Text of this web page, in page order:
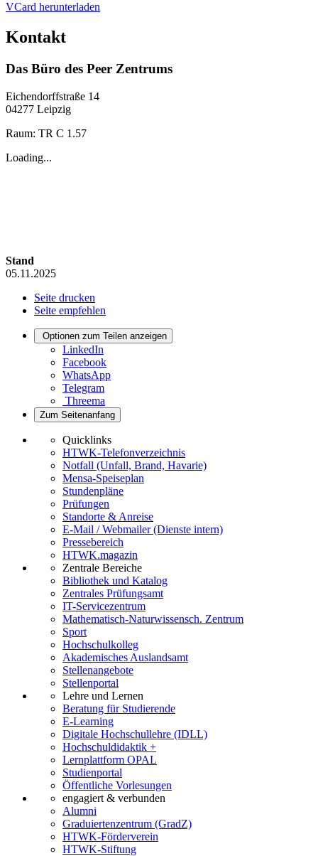
VCard herunterladen
Kontakt
Das Büro des Peer Zentrums
Eichendorffstraße 14
04277 Leipzig
Raum: TR C 1.57
Loading...
Stand
05.11.2025
Seite drucken
Seite empfehlen
Optionen zum Teilen anzeigen
LinkedIn
Facebook
WhatsApp
Telegram
Threema
Zum Seitenanfang
Quicklinks
HTWK-Telefonverzeichnis
Notfall (Unfall, Brand, Havarie)
Mensa-Speiseplan
Stundenpläne
Prüfungen
Standorte & Anreise
E-Mail / Webmailer (Dienste intern)
Pressebereich
HTWK.magazin
Zentrale Bereiche
Bibliothek und Katalog
Zentrales Prüfungsamt
IT-Servicezentrum
Mathematisch-Naturwissensch. Zentrum
Sport
Hochschulkolleg
Akademisches Auslandsamt
Stellenangebote
Stellenportal
Lehre und Lernen
Beratung für Studierende
E-Learning
Digitale Hochschullehre (IDLL)
Hochschuldidaktik +
Lernplattform OPAL
Studienportal
Öffentliche Vorlesungen
engagiert & verbunden
Alumni
Graduiertenzentrum (GradZ)
HTWK-Förderverein
HTWK-Stiftung